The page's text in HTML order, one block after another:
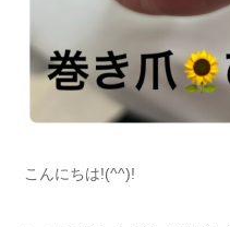
こんにちは!(^^)!